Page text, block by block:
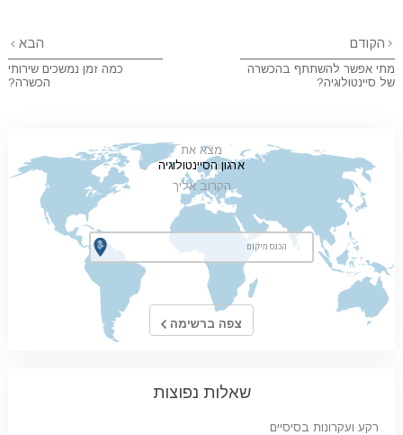
הקודם
מתי אפשר להשתתף בהכשרה
של סיינטולוגיה?
הבא
כמה זמן נמשכים שירותי
הכשרה?
מצא את
ארגון הסיינטולוגיה
הקרוב אליך
צפה ברשימה
שאלות נפוצות
רקע ועקרונות בסיסיים